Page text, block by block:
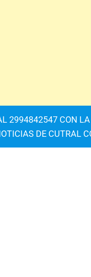
2994842547 CON
DE CUTRAL